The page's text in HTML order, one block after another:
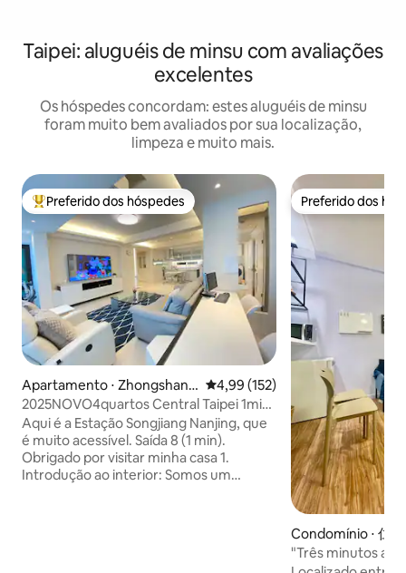
Taipei: aluguéis de minsu com avaliações
excelentes
Os hóspedes concordam: estes aluguéis de minsu
foram muito bem avaliados por sua localização,
limpeza e muito mais.
Entre os melhores preferidos dos hóspedes
Preferido dos hóspedes
Apartamento ⋅ Zhongshan
District
4,99 de uma avaliação média de
4,99 (152)
2025NOVO4quartos Central Taipei 1min
do metrô松江南京双鉄宅
Aqui é a Estação Songjiang Nanjing, que
é muito acessível. Saída 8 (1 min).
Obrigado por visitar minha casa 1.
Introdução ao interior: Somos um
Preferido dos
Preferido dos
Condomínio ⋅ 仁
"Três minutos a